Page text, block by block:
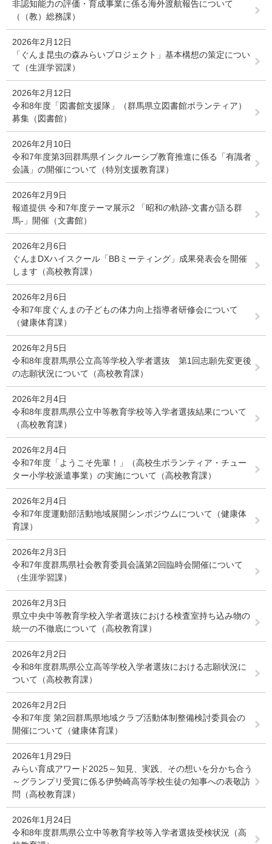
非認知能力の評価・育成事業に係る海外渡航報告について
（（教）総務課）
2026年2月12日
「ぐんま昆虫の森みらいプロジェクト」基本構想の策定につい
て（生涯学習課）
2026年2月12日
令和8年度「図書館支援隊」（群馬県立図書館ボランティア）
募集（図書館）
2026年2月10日
令和7年度第3回群馬県インクルーシブ教育推進に係る「有識者
会議」の開催について（特別支援教育課）
2026年2月9日
報道提供 令和7年度テーマ展示2 「昭和の軌跡-文書が語る群
馬-」開催（文書館）
2026年2月6日
ぐんまDXハイスクール「BBミーティング」成果発表会を開催
します（高校教育課）
2026年2月6日
令和7年度ぐんまの子どもの体力向上指導者研修会について
（健康体育課）
2026年2月5日
令和8年度群馬県公立高等学校入学者選抜 第1回志願先変更後
の志願状況について（高校教育課）
2026年2月4日
令和8年度群馬県公立中等教育学校等入学者選抜結果について
（高校教育課）
2026年2月4日
令和7年度「ようこそ先輩！」（高校生ボランティア・チュー
ター小学校派遣事業）の実施について（高校教育課）
2026年2月4日
令和7年度運動部活動地域展開シンポジウムについて（健康体
育課）
2026年2月3日
令和7年度群馬県社会教育委員会議第2回臨時会開催について
（生涯学習課）
2026年2月3日
県立中央中等教育学校入学者選抜における検査室持ち込み物の
統一の不徹底について（高校教育課）
2026年2月2日
令和8年度群馬県公立高等学校入学者選抜における志願状況に
ついて（高校教育課）
2026年2月2日
令和7年度 第2回群馬県地域クラブ活動体制整備検討委員会の
開催について（健康体育課）
2026年1月29日
みらい育成アワード2025～知見、実践、その想いを分かち合う
～グランプリ受賞に係る伊勢崎高等学校生徒の知事への表敬訪
問（高校教育課）
2026年1月24日
令和8年度群馬県公立中等教育学校等入学者選抜受検状況（高